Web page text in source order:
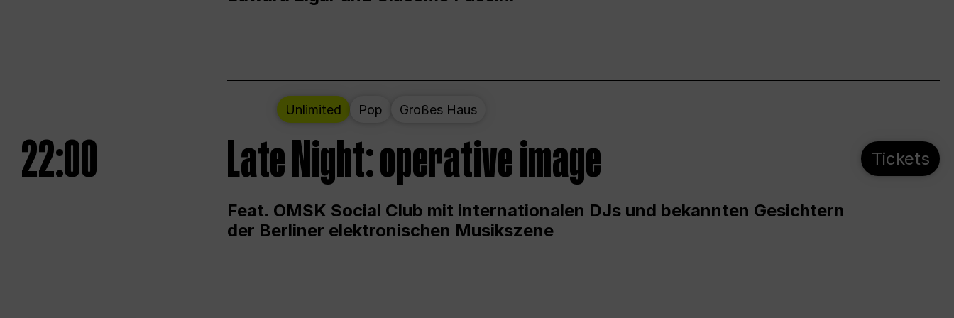
Unlimited Pop Großes Haus
22:00 Late Night: operative image
Feat. OMSK Social Club mit internationalen DJs und bekannten Gesichtern
der Berliner elektronischen Musikszene
Tickets